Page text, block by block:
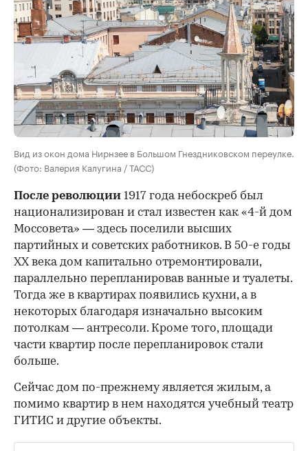
Вид из окон дома Нирнзее в Большом Гнездниковском переулке.
(Фото: Валерия Калугина / ТАСС)
После революции 1917 года небоскреб был
национализирован и стал известен как «4-й дом
Моссовета» — здесь поселили высших
партийных и советских работников. В 50-е годы
ХХ века дом капитально отремонтировали,
параллельно перепланировав ванные и туалеты.
Тогда же в квартирах появились кухни, а в
некоторых благодаря изначально высоким
потолкам — антресоли. Кроме того, площади
части квартир после перепланировок стали
больше.
Сейчас дом по-прежнему является жилым, а
помимо квартир в нем находятся учебный театр
ГИТИС и другие объекты.